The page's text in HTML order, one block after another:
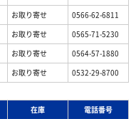
お取り寄せ
0566-62-6811
お取り寄せ
0565-71-5230
お取り寄せ
0564-57-1880
お取り寄せ 0532-29-8700
在庫
電話番号